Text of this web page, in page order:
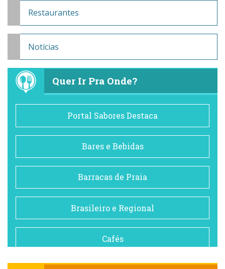
Restaurantes
Notícias
Quer Ir Pra Onde?
Portal Sabores Destaca
Bares e Bebidas
Barracas de Praia
Brasileiro e Regional
Cafés